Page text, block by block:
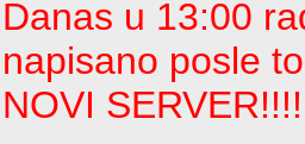
Danas u 13:00
napisano posle
NOVI SERVER!!!!